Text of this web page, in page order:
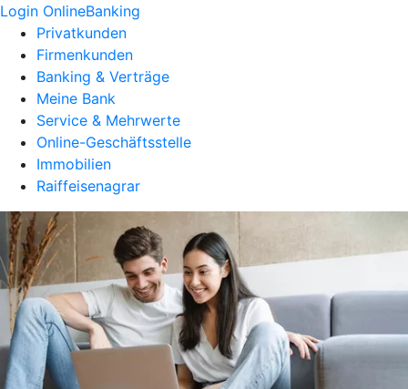
Login OnlineBanking
Privatkunden
Firmenkunden
Banking & Verträge
Meine Bank
Service & Mehrwerte
Online-Geschäftsstelle
Immobilien
Raiffeisenagrar